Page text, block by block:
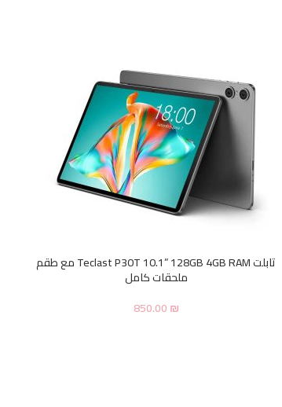
تابلت Teclast P30T 10.1” 128GB 4GB RAM مع طقم
ملحقات كامل
850.00₪